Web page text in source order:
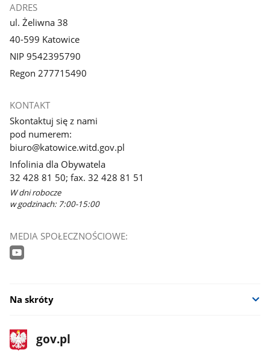
ADRES
ul. Żeliwna 38
40-599 Katowice
NIP 9542395790
Regon 277715490
KONTAKT
Skontaktuj się z nami
pod numerem:
biuro@katowice.witd.gov.pl
Infolinia dla Obywatela
32 428 81 50; fax. 32 428 81 51
W dni robocze
w godzinach: 7:00-15:00
MEDIA SPOŁECZNOŚCIOWE:
Na skróty
stopka
gov.pl
Strona
gov.pl